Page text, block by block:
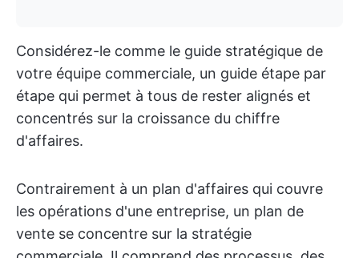
Considérez-le comme le guide stratégique de
votre équipe commerciale, un guide étape par
étape qui permet à tous de rester alignés et
concentrés sur la croissance du chiffre
d'affaires.
Contrairement à un plan d'affaires qui couvre
les opérations d'une entreprise, un plan de
vente se concentre sur la stratégie